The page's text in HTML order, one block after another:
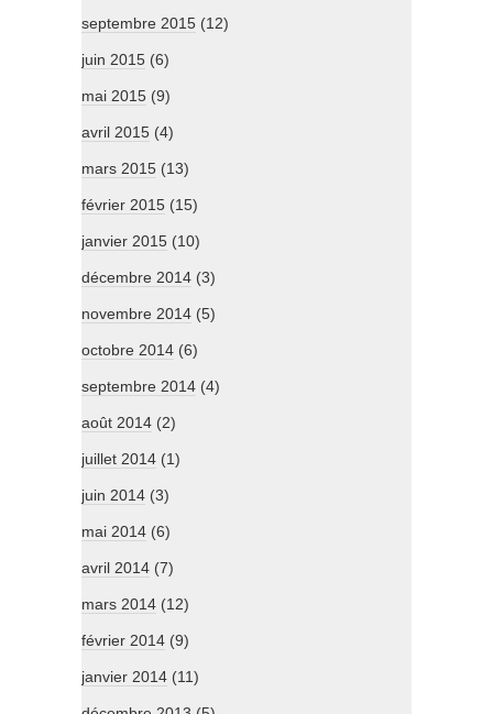
septembre 2015 (12)
juin 2015 (6)
mai 2015 (9)
avril 2015 (4)
mars 2015 (13)
février 2015 (15)
janvier 2015 (10)
décembre 2014 (3)
novembre 2014 (5)
octobre 2014 (6)
septembre 2014 (4)
août 2014 (2)
juillet 2014 (1)
juin 2014 (3)
mai 2014 (6)
avril 2014 (7)
mars 2014 (12)
février 2014 (9)
janvier 2014 (11)